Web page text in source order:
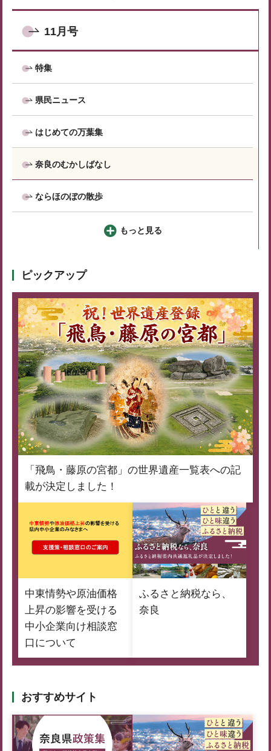
11月号
特集
県民ニュース
はじめての万葉集
奈良のむかしばなし
ならほのぼの散歩
もっと見る
ピックアップ
「飛鳥・藤原の宮都」の世界遺産一覧表への記
載が決定しました！
中東情勢や原油価格
上昇の影響を受ける
中小企業向け相談窓
口について
ふるさと納税なら、
奈良
おすすめサイト